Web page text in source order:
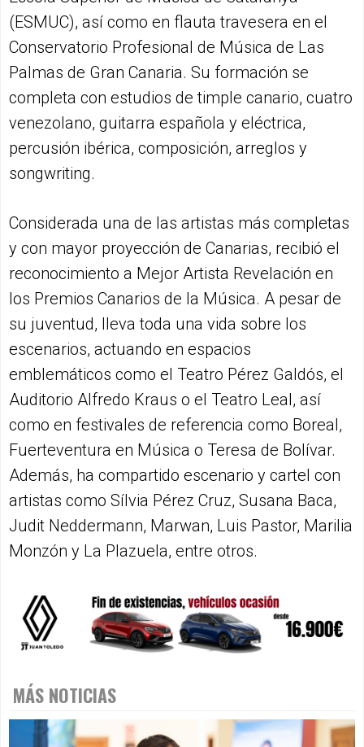
(ESMUC), así como en flauta travesera en el
Conservatorio Profesional de Música de Las
Palmas de Gran Canaria. Su formación se
completa con estudios de timple canario, cuatro
venezolano, guitarra española y eléctrica,
percusión ibérica, composición, arreglos y
songwriting.
Considerada una de las artistas más completas
y con mayor proyección de Canarias, recibió el
reconocimiento a Mejor Artista Revelación en
los Premios Canarios de la Música. A pesar de
su juventud, lleva toda una vida sobre los
escenarios, actuando en espacios
emblemáticos como el Teatro Pérez Galdós, el
Auditorio Alfredo Kraus o el Teatro Leal, así
como en festivales de referencia como Boreal,
Fuerteventura en Música o Teresa de Bolívar.
Además, ha compartido escenario y cartel con
artistas como Sílvia Pérez Cruz, Susana Baca,
Judit Neddermann, Marwan, Luis Pastor, Marilia
Monzón y La Plazuela, entre otros.
MÁS NOTICIAS